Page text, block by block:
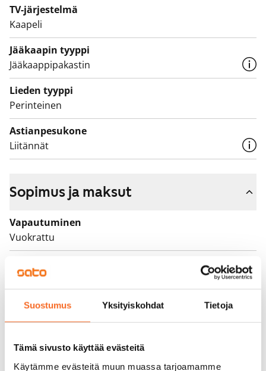
Suostumus Yksityiskohdat Tietoja
Tämä sivusto käyttää evästeitä
Käytämme evästeitä muun muassa tarjoamamme
TV-järjestelmä
Kaapeli
Jääkaapin tyyppi
Jääkaappipakastin
Lieden tyyppi
Perinteinen
Astianpesukone
Liitännät
Sopimus ja maksut
Vapautuminen
Vuokrattu
Vuokra
0 €, (yrityksille min. 1 kk vuokra)
Kotivakuutus